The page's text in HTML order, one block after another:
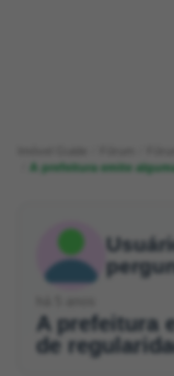
A prefeitura emite
A prefeitura
de